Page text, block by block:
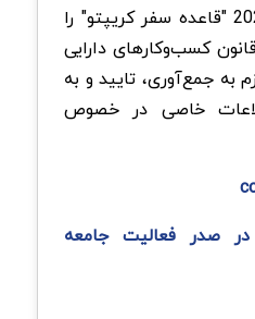
بریتانیا در سپتامبر 2023 "قاعده سفر کریپتو" را
کسب‌وکارهای دارایی
به جمع‌آوری، تایید و به
خاصی در خصوص
در صدر فعالیت جامعه